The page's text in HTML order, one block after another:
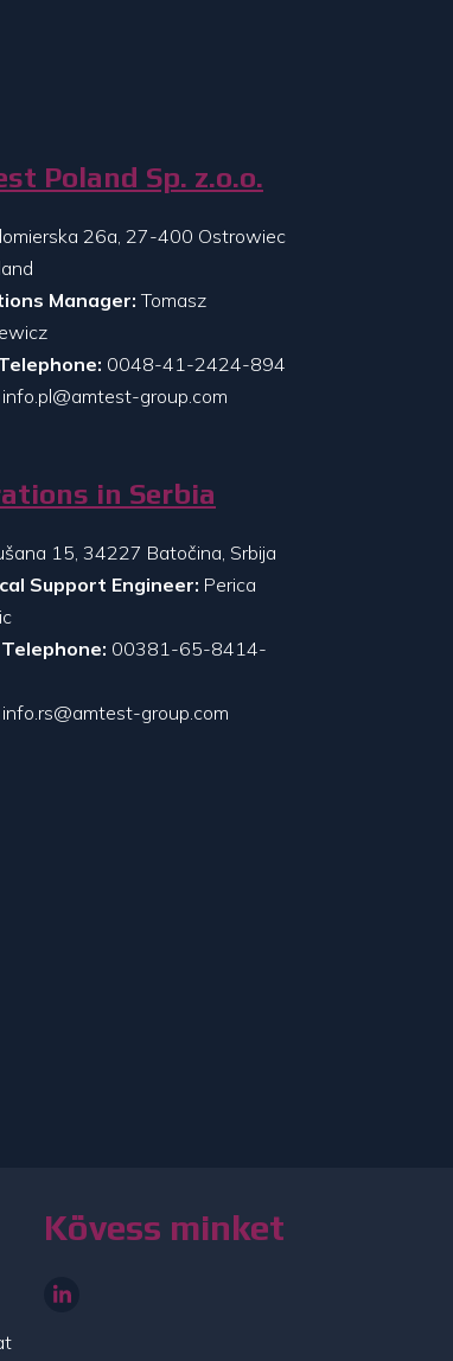
Poland Sp. z.o.o.
26a, 27-400 Ostrowiec
Manager: Tomasz
0048-41-2424-894
info.pl@amtest-group.com
in Serbia
15, 34227 Batočina, Srbija
Support Engineer: Perica
00381-65-8414-
info.rs@amtest-group.com
Kövess minket